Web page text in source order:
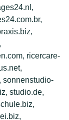
ricercare-
sonnenstudio-
studio.de,